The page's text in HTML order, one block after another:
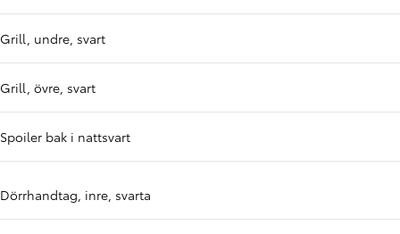
Grill, undre, svart
Grill, övre, svart
Spoiler bak i nattsvart
Dörrhandtag, inre, svarta